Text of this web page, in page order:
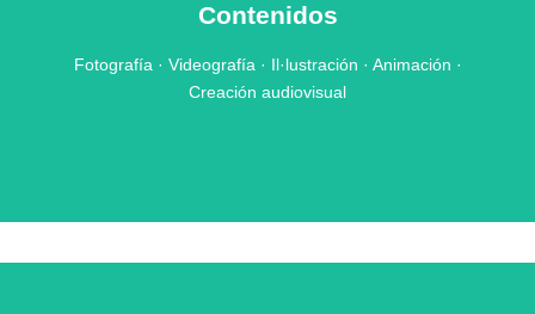
Contenidos
Fotografía · Videografía · Il·lustración · Animación ·
Creación audiovisual